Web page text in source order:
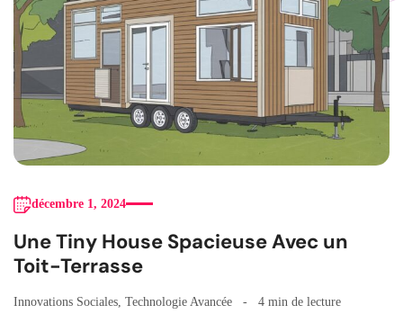
décembre 1, 2024
Une Tiny House Spacieuse Avec un
Toit-Terrasse
Innovations Sociales Technologie Avancée 4 min de lecture